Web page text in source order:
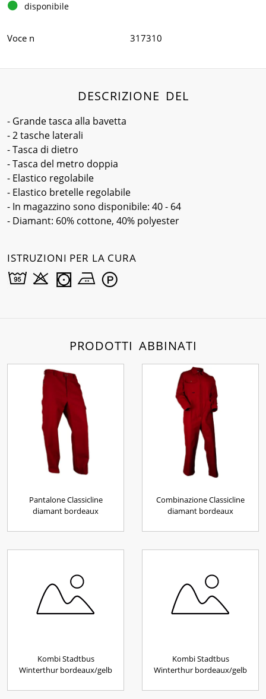
disponibile
Voce n 317310
DESCRIZIONE DEL
- Grande tasca alla bavetta
- 2 tasche laterali
- Tasca di dietro
- Tasca del metro doppia
- Elastico regolabile
- Elastico bretelle regolabile
- In magazzino sono disponibile: 40 - 64
- Diamant: 60% cottone, 40% polyester
ISTRUZIONI PER LA CURA
PRODOTTI ABBINATI
Pantalone Classicline
diamant bordeaux
Combinazione Classicline
diamant bordeaux
Kombi Stadtbus
Winterthur bordeaux/gelb
Kombi Stadtbus
Winterthur bordeaux/gelb